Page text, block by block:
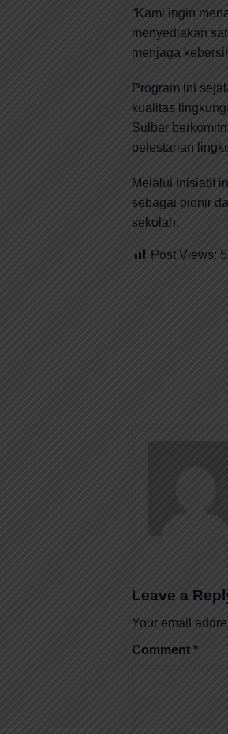
“Kami ingin
menyediakan
menjaga
Program ini
kualitas
Sulbar
pelestarian
Melalui inisiatif
sebagai pionir
sekolah.
Post Views:
Leave a
Your email
Comment *